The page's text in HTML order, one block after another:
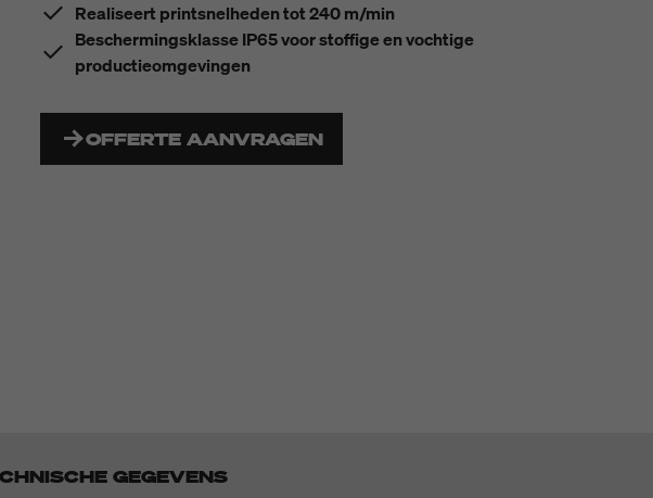
Realiseert printsnelheden tot 240 m/min
Beschermingsklasse IP65 voor stoffige en vochtige
productieomgevingen
OFFERTE AANVRAGEN
GEGEVENS